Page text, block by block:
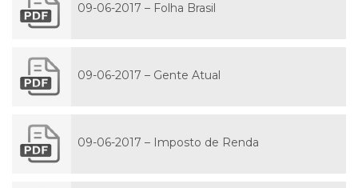
09-06-2017 – Folha Brasil
09-06-2017 – Gente Atual
09-06-2017 – Imposto de Renda